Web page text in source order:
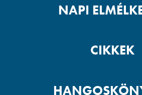
NAPI
CIKKEK